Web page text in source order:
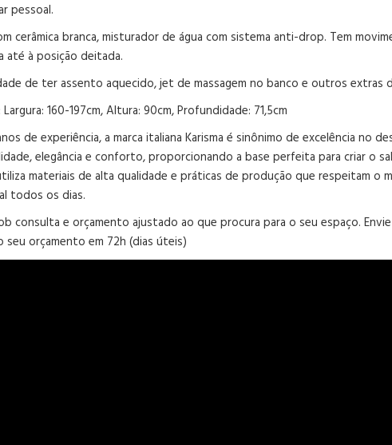
pessoal.
cerâmica branca, misturador de água com sistema anti-drop. Tem
até à posição deitada.
de ter assento aquecido, jet de massagem no banco e outros extras
160-197cm, Altura: 90cm, Profundidade: 71,5cm
de experiência, a marca italiana Karisma é sinônimo de excelência no
elegância e conforto, proporcionando a base perfeita para criar o
materiais de alta qualidade e práticas de produção que respeitam o
todos os dias.
consulta e orçamento ajustado ao que procura para o seu espaço.
seu orçamento em 72h (dias úteis)